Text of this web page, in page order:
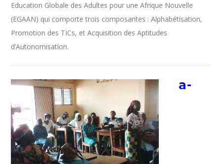
Education Globale des Adultes pour une Afrique Nouvelle
(EGAAN) qui comporte trois composantes : Alphabétisation,
Promotion des TICs, et Acquisition des Aptitudes
d’Autonomisation.
a-